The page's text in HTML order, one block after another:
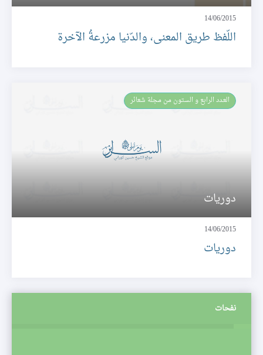
14/06/2015
اللّفظ طريق المعنى، والدّنيا مزرعةُ الآخرة
العـدد الرابع و الستون من مجلة شعائر
دوريات
14/06/2015
دوريات
نفحات